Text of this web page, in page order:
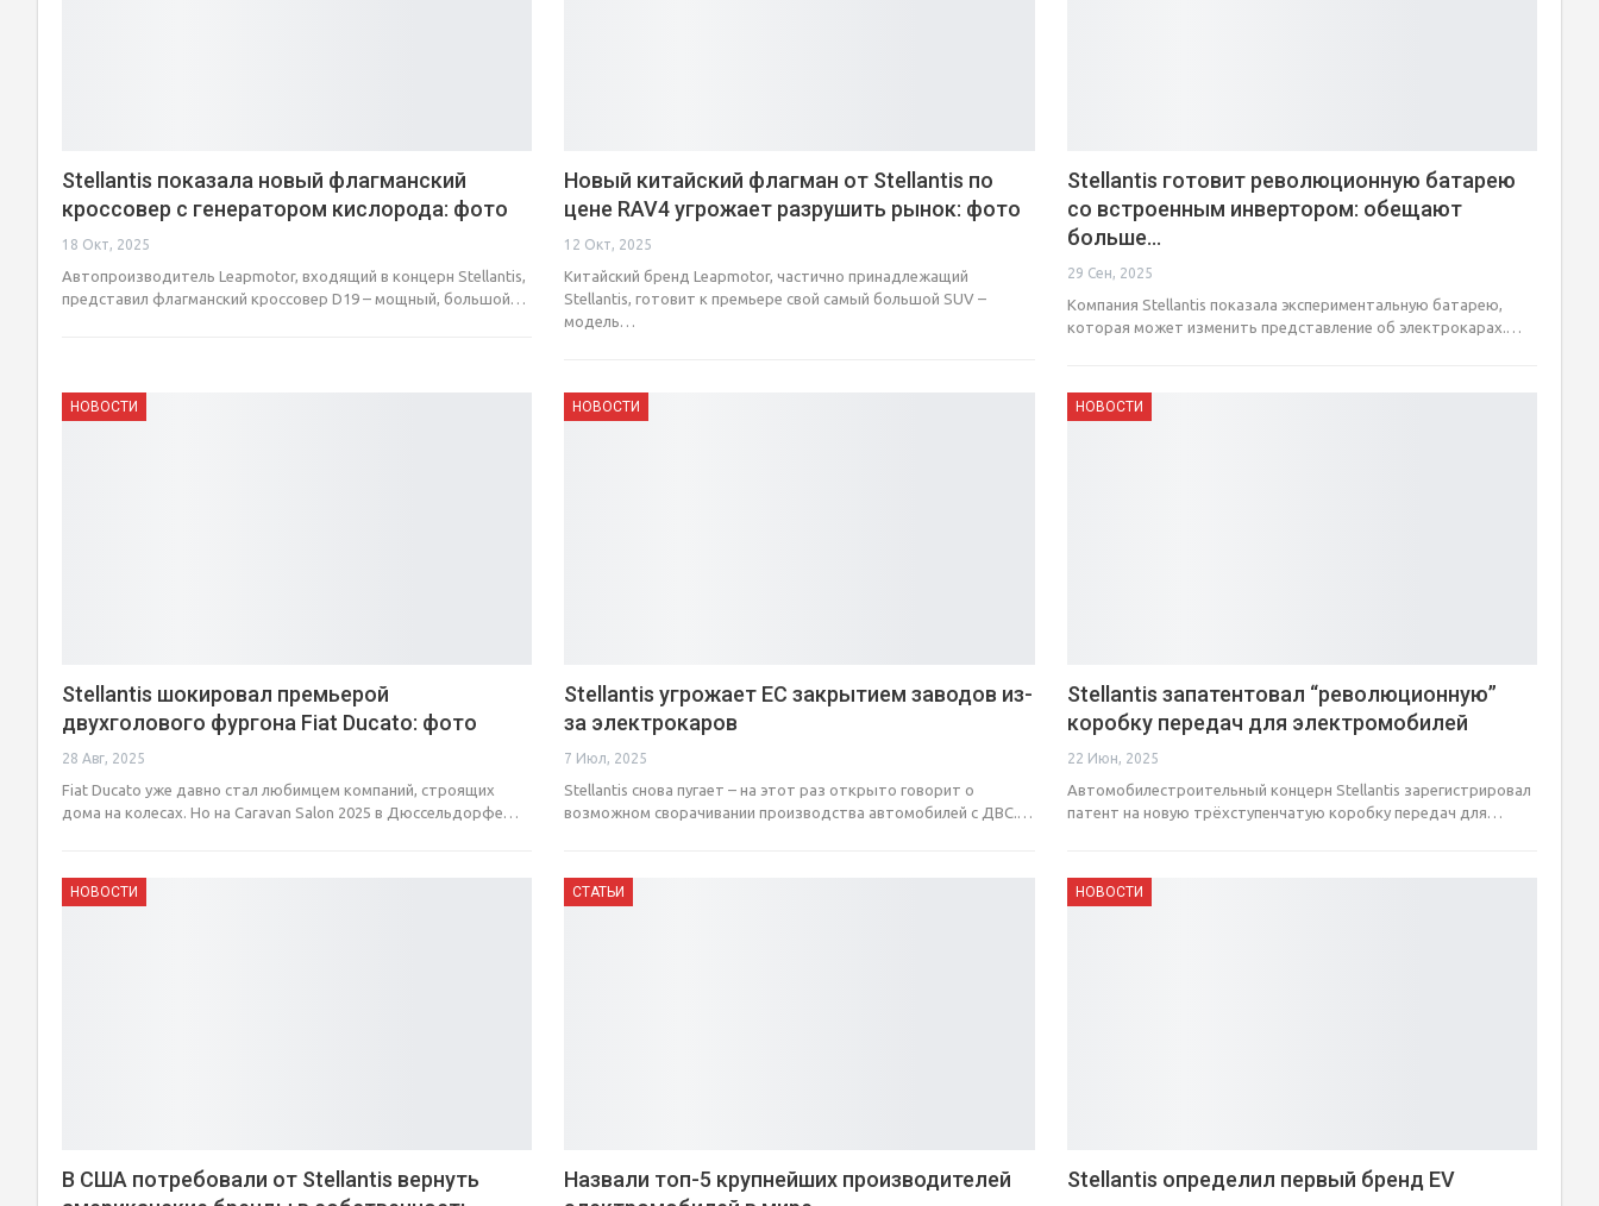
Stellantis показала новый флагманский
кроссовер с генератором кислорода: фото
18 Окт, 2025
Автопроизводитель Leapmotor, входящий в концерн Stellantis,
представил флагманский кроссовер D19 – мощный, большой…
Новый китайский флагман от Stellantis по
цене RAV4 угрожает разрушить рынок: фото
12 Окт, 2025
Китайский бренд Leapmotor, частично принадлежащий
Stellantis, готовит к премьере свой самый большой SUV –
модель…
Stellantis готовит революционную батарею
со встроенным инвертором: обещают
больше…
29 Сен, 2025
Компания Stellantis показала экспериментальную батарею,
которая может изменить представление об электрокарах.…
НОВОСТИ
Stellantis шокировал премьерой
двухголового фургона Fiat Ducato: фото
28 Авг, 2025
Fiat Ducato уже давно стал любимцем компаний, строящих
дома на колесах. Но на Caravan Salon 2025 в Дюссельдорфе…
НОВОСТИ
Stellantis угрожает ЕС закрытием заводов из-
за электрокаров
7 Июл, 2025
Stellantis снова пугает – на этот раз открыто говорит о
возможном сворачивании производства автомобилей с ДВС.…
НОВОСТИ
Stellantis запатентовал “революционную”
коробку передач для электромобилей
22 Июн, 2025
Автомобилестроительный концерн Stellantis зарегистрировал
патент на новую трёхступенчатую коробку передач для…
НОВОСТИ
В США потребовали от Stellantis вернуть
СТАТЬИ
Назвали топ-5 крупнейших производителей
НОВОСТИ
Stellantis определил первый бренд EV